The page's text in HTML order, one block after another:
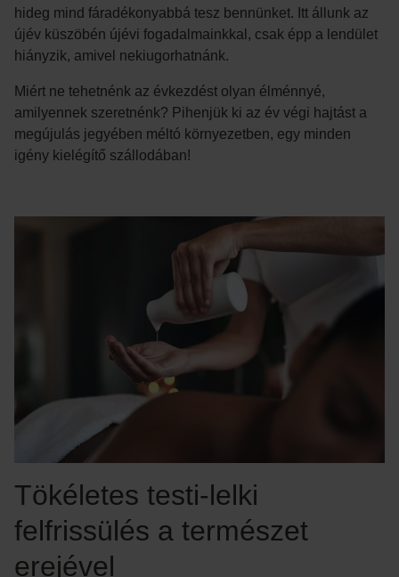
hideg mind fáradékonyabbá tesz bennünket. Itt állunk az
újév küszöbén újévi fogadalmainkkal, csak épp a lendület
hiányzik, amivel nekiugorhatnánk.
Miért ne tehetnénk az évkezdést olyan élménnyé,
amilyennek szeretnénk? Pihenjük ki az év végi hajtást a
megújulás jegyében méltó környezetben, egy minden
igény kielégítő szállodában!
Tökéletes testi-lelki
felfrissülés a természet
erejével